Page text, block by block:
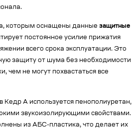
которым оснащены данные защитные
постоянное усилие прижатия
всего срока эксплуатации. Это
защиту от шума без необходимости
чем не могут похвастаться все
А используется пенополиуретан,
звукоизолирующими свойствами.
из АБС-пластика, что делает их